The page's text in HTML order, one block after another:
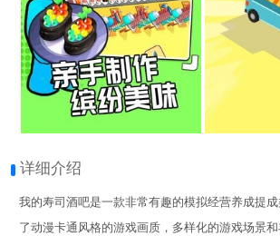
详细介绍
我的寿司酒吧是一款非常有趣的模拟经营养成提
了动漫卡通风格的游戏画质，多样化的游戏场景